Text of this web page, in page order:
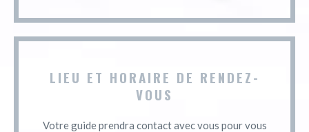
LIEU ET HORAIRE DE RENDEZ-
VOUS
Votre guide prendra contact avec vous pour vous